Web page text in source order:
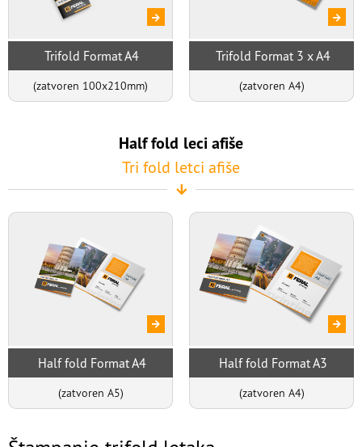
Trifold Format A4
(zatvoren 100x210mm)
Trifold Format 3 x A4
(zatvoren A4)
Half fold leci afiše
Tri fold letci afiše
Half fold Format A4
(zatvoren A5)
Half fold Format A3
(zatvoren A4)